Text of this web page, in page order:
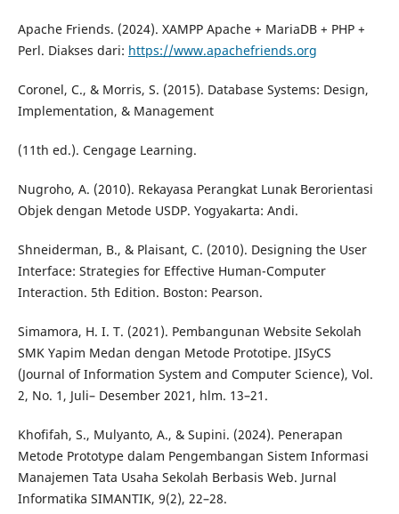
Apache Friends. (2024). XAMPP Apache + MariaDB + PHP +
Perl. Diakses dari: https://www.apachefriends.org
Coronel, C., & Morris, S. (2015). Database Systems: Design,
Implementation, & Management
(11th ed.). Cengage Learning.
Nugroho, A. (2010). Rekayasa Perangkat Lunak Berorientasi
Objek dengan Metode USDP. Yogyakarta: Andi.
Shneiderman, B., & Plaisant, C. (2010). Designing the User
Interface: Strategies for Effective Human-Computer
Interaction. 5th Edition. Boston: Pearson.
Simamora, H. I. T. (2021). Pembangunan Website Sekolah
SMK Yapim Medan dengan Metode Prototipe. JISyCS
(Journal of Information System and Computer Science), Vol.
2, No. 1, Juli– Desember 2021, hlm. 13–21.
Khofifah, S., Mulyanto, A., & Supini. (2024). Penerapan
Metode Prototype dalam Pengembangan Sistem Informasi
Manajemen Tata Usaha Sekolah Berbasis Web. Jurnal
Informatika SIMANTIK, 9(2), 22–28.